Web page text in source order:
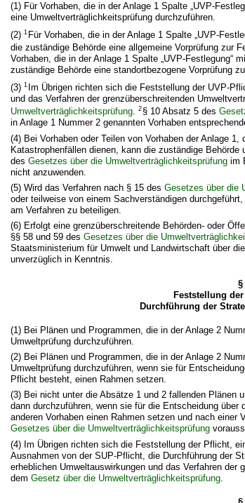
(1) Für Vorhaben, die in der Anlage 1 Spalte „UVP-
eine Umweltverträglichkeitsprüfung durchzuführen.
(2)1 Für Vorhaben, die in der Anlage 1 Spalte „UVP-
die zuständige Behörde eine allgemeine Vorprüfung zur
Vorhaben, die in der Anlage 1 Spalte „UVP-Festlegung“
zuständige Behörde eine standortbezogene Vorprüfung
(3)1
Im Übrigen richten sich die Feststellung der UVP-
und das Verfahren der grenzüberschreitenden
Umweltverträglichkeitsprüfung.2 § 10 Absatz 5 des
in Anlage 1 Nummer 2 genannten Vorhaben
(4) Bei Vorhaben oder Teilen von Vorhaben der Anlage
Katastrophenfällen dienen, kann die zuständige
desGesetzes über die Umweltverträglichkeitsprüfung im
nicht anzuwenden.
(5) Wird das Verfahren nach § 15 desGesetzes über die
oder teilweise von einem Sachverständigen
am Verfahren zu beteiligen.
(6) Erfolgt eine grenzüberschreitende Behörden- oder
§§ 58 und 59 desGesetzes über die
Staatsministerium für Umwelt und Landwirtschaft über
unverzüglich in Kenntnis.
§
Feststellung
Durchführung der
(1) Bei Plänen und Programmen, die in der Anlage 2
Umweltprüfung durchzuführen.
(2) Bei Plänen und Programmen, die in der Anlage 2
Umweltprüfung durchzuführen, wenn sie für
Pflicht besteht, einen Rahmen setzen.
(3) Bei nicht unter die Absätze 1 und 2 fallenden Plänen
dann durchzuführen, wenn sie für die Entscheidung
anderen Vorhaben einen Rahmen setzen und nach
Gesetzes über die Umweltverträglichkeitsprüfung
(4) Im Übrigen richten sich die Feststellung der Pflicht,
Ausnahmen von der SUP-Pflicht, die Durchführung der
erheblichen Umweltauswirkungen und das Verfahren
demGesetz über die Umweltverträglichkeitsprüfung